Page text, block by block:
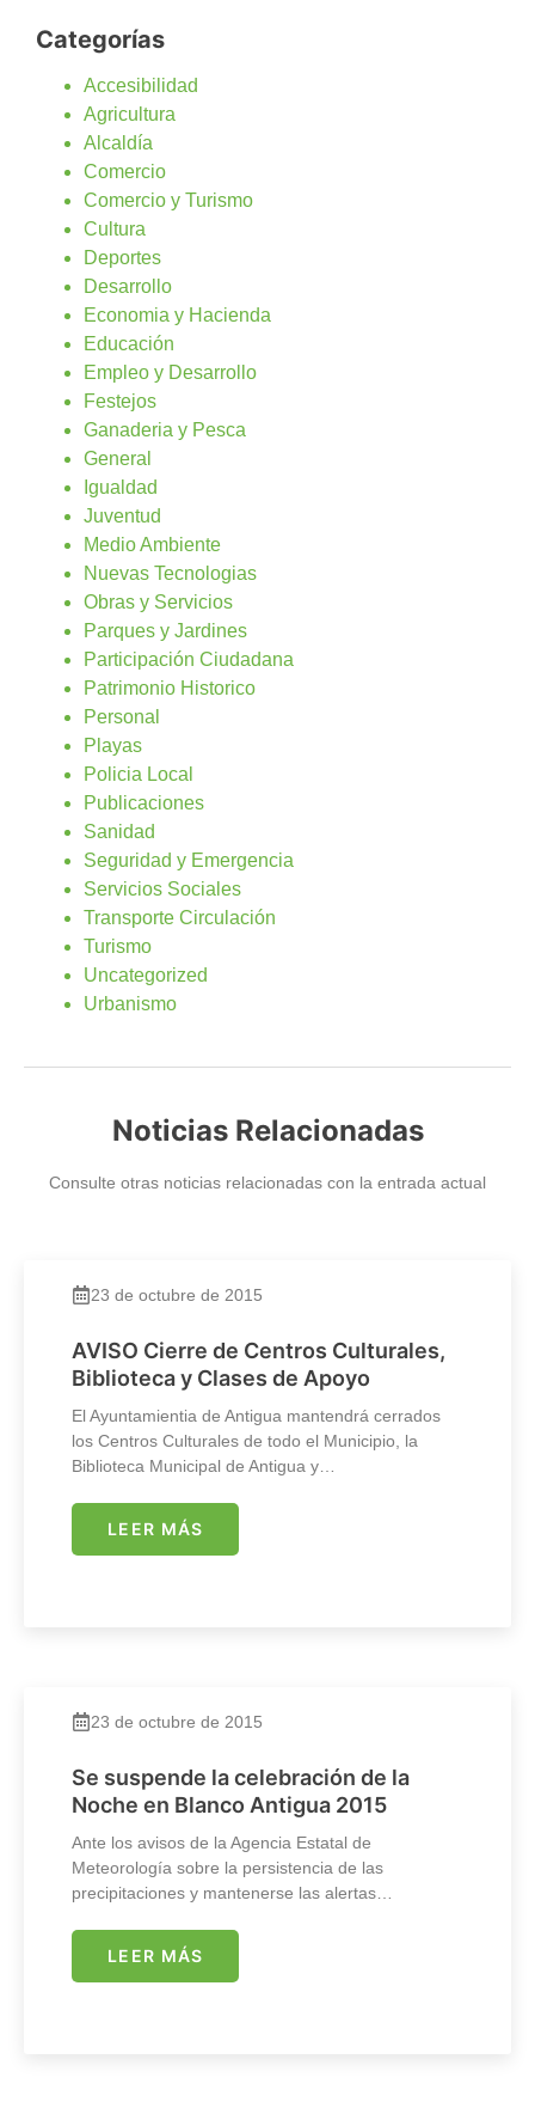
Categorías
Accesibilidad
Agricultura
Alcaldía
Comercio
Comercio y Turismo
Cultura
Deportes
Desarrollo
Economia y Hacienda
Educación
Empleo y Desarrollo
Festejos
Ganaderia y Pesca
General
Igualdad
Juventud
Medio Ambiente
Nuevas Tecnologias
Obras y Servicios
Parques y Jardines
Participación Ciudadana
Patrimonio Historico
Personal
Playas
Policia Local
Publicaciones
Sanidad
Seguridad y Emergencia
Servicios Sociales
Transporte Circulación
Turismo
Uncategorized
Urbanismo
Noticias Relacionadas
Consulte otras noticias relacionadas con la entrada actual
23 de octubre de 2015
AVISO Cierre de Centros Culturales,
Biblioteca y Clases de Apoyo
El Ayuntamientia de Antigua mantendrá cerrados
los Centros Culturales de todo el Municipio, la
Biblioteca Municipal de Antigua y…
LEER MÁS
23 de octubre de 2015
Se suspende la celebración de la
Noche en Blanco Antigua 2015
Ante los avisos de la Agencia Estatal de
Meteorología sobre la persistencia de las
precipitaciones y mantenerse las alertas…
LEER MÁS